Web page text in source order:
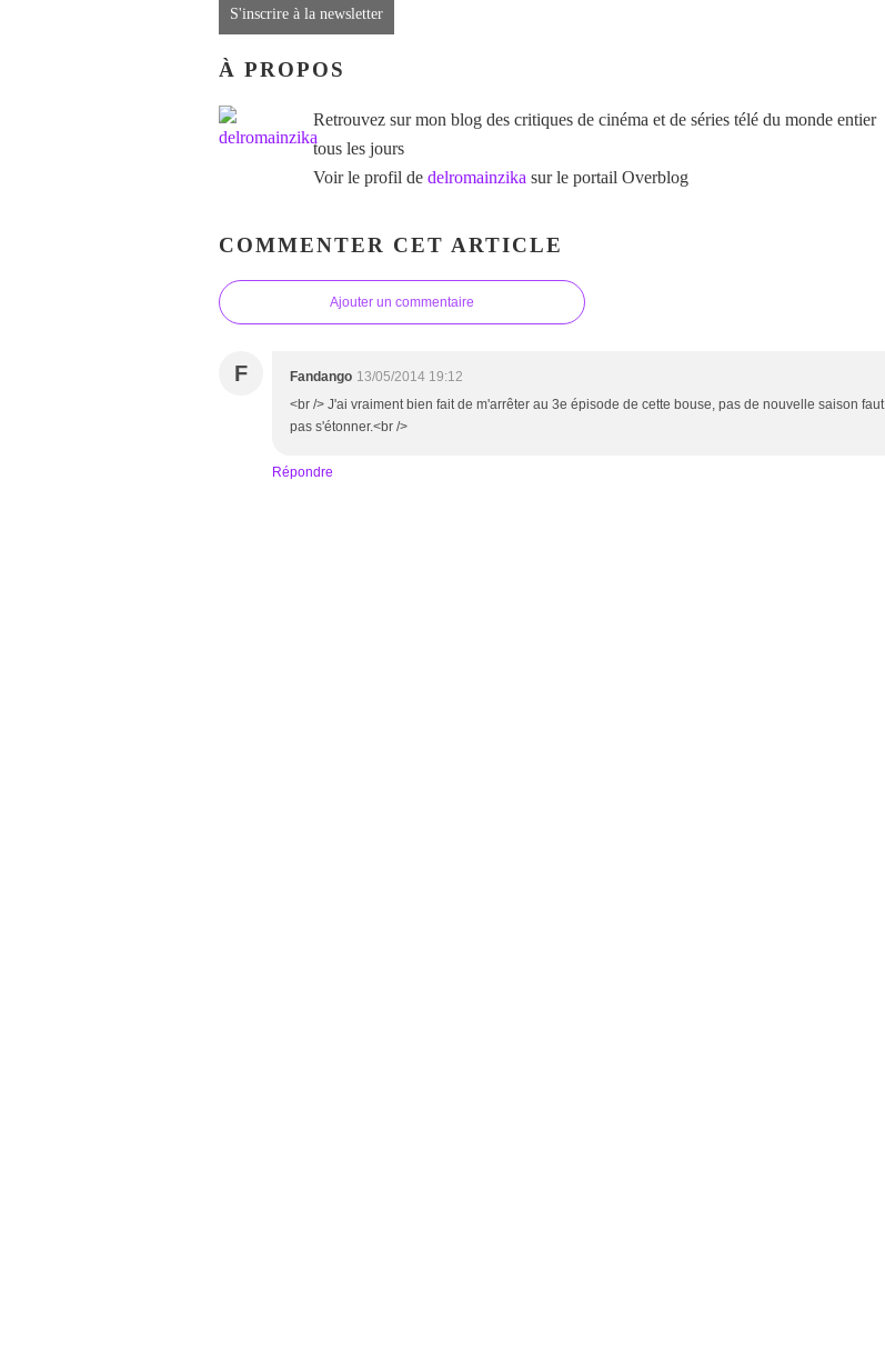
S'inscrire à la newsletter
À PROPOS
Retrouvez sur mon blog des critiques de cinéma et de séries télé du monde entier
tous les jours
Voir le profil de delromainzika sur le portail Overblog
COMMENTER CET ARTICLE
Ajouter un commentaire
F Fandango 13/05/2014 19:12
<br /> J'ai vraiment bien fait de m'arrêter au 3e épisode de cette bouse, pas de nouvelle saison faut
pas s'étonner.<br />
Répondre